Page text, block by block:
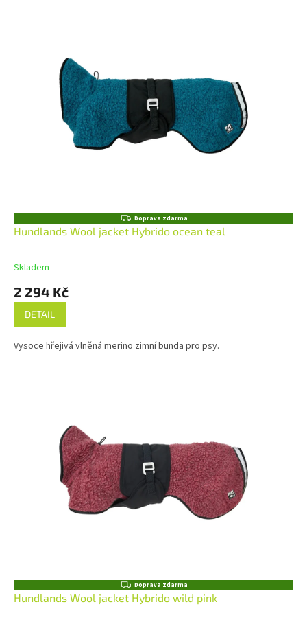
Z
D
A
Doprava zdarma
Hundlands Wool jacket Hybrido ocean teal
Skladem
2 294 Kč
DETAIL
Vysoce hřejivá vlněná merino zimní bunda pro psy.
Z
D
A
Doprava zdarma
Hundlands Wool jacket Hybrido wild pink